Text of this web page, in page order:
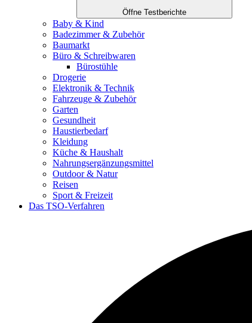
Öffne Testberichte
Baby & Kind
Badezimmer & Zubehör
Baumarkt
Büro & Schreibwaren
Bürostühle
Drogerie
Elektronik & Technik
Fahrzeuge & Zubehör
Garten
Gesundheit
Haustierbedarf
Kleidung
Küche & Haushalt
Nahrungsergänzungsmittel
Outdoor & Natur
Reisen
Sport & Freizeit
Das TSO-Verfahren